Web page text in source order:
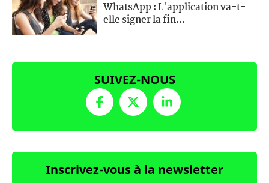
WhatsApp : L'application va-t-
elle signer la fin...
SUIVEZ-NOUS
Inscrivez-vous à la newsletter